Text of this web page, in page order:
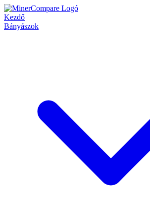
Kezdő
Bányászok